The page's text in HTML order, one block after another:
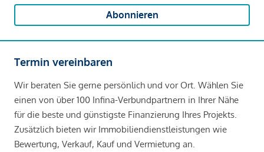
Abonnieren
Termin vereinbaren
Wir beraten Sie gerne persönlich und vor Ort. Wählen Sie
einen von über 100 Infina-Verbundpartnern in Ihrer Nähe
für die beste und günstigste Finanzierung Ihres Projekts.
Zusätzlich bieten wir Immobiliendienstleistungen wie
Bewertung, Verkauf, Kauf und Vermietung an.